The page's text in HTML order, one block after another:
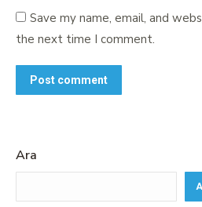
Save my name, email, and
the next time I comment.
Post comment
Ara